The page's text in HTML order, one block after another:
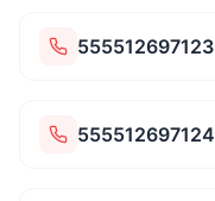
555512697123
555512697124